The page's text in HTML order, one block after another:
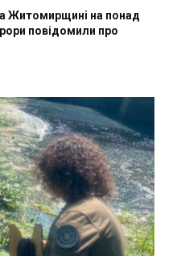
Житомирщині на понад
повідомили про